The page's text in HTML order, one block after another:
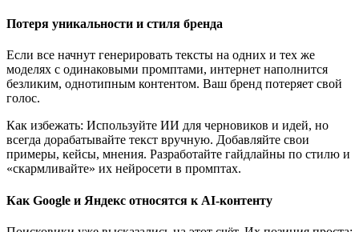
Потеря уникальности и стиля бренда
Если все начнут генерировать тексты на одних и тех же
моделях с одинаковыми промптами, интернет наполнится
безликим, однотипным контентом. Ваш бренд потеряет свой
голос.
Как избежать: Используйте ИИ для черновиков и идей, но
всегда дорабатывайте текст вручную. Добавляйте свои
примеры, кейсы, мнения. Разработайте гайдлайны по стилю и
«скармливайте» их нейросети в промптах.
Как Google и Яндекс относятся к AI-контенту